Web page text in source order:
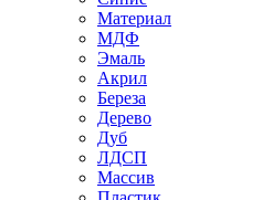
Материал
МДФ
Эмаль
Акрил
Береза
Дерево
Дуб
ЛДСП
Массив